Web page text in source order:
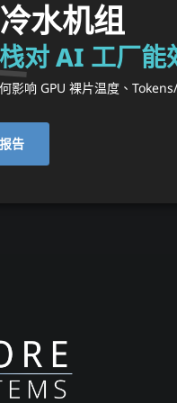
水机组
对 AI 工厂能
影响 GPU 裸片温度、
告